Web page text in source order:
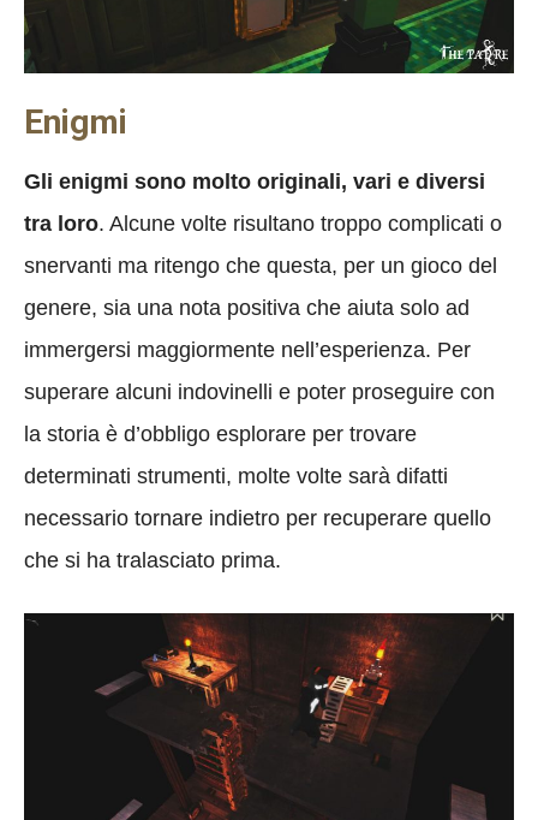
Enigmi
Gli enigmi sono molto originali, vari e diversi
tra loro. Alcune volte risultano troppo complicati o
snervanti ma ritengo che questa, per un gioco del
genere, sia una nota positiva che aiuta solo ad
immergersi maggiormente nell’esperienza. Per
superare alcuni indovinelli e poter proseguire con
la storia è d’obbligo esplorare per trovare
determinati strumenti, molte volte sarà difatti
necessario tornare indietro per recuperare quello
che si ha tralasciato prima.